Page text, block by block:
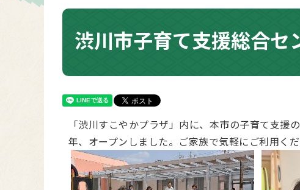
渋川市子育て支援総合セ
「渋川すこやかプラザ」内に、本市の子育て支
年、オープンしました。ご家族で気軽にご利用くだ